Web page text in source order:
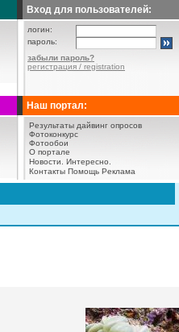
Вход для пользователей:
логин:
пароль:
забыли пароль?
регистрация / registration
Наш портал:
Результаты дайвинг опросов
Фотоконкурс
Фотообои
О портале
Новости.
Интересно.
Контакты Помощь Реклама